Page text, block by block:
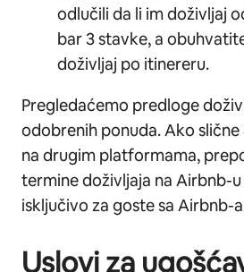
odlučili da li im doživljaj
bar 3 stavke, a
doživljaj po itinereru.
Pregledaćemo predloge
odobrenih ponuda. Ako
na drugim platformama,
termine doživljaja na Airbnb-
isključivo za goste sa Airbnb-
Uslovi za